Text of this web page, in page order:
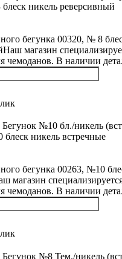
никель реверсивный
бегунка 00320, № 8
магазин
чемоданов. В наличии
никель встречные
бегунка 00263, №10
магазин
чемоданов. В наличии